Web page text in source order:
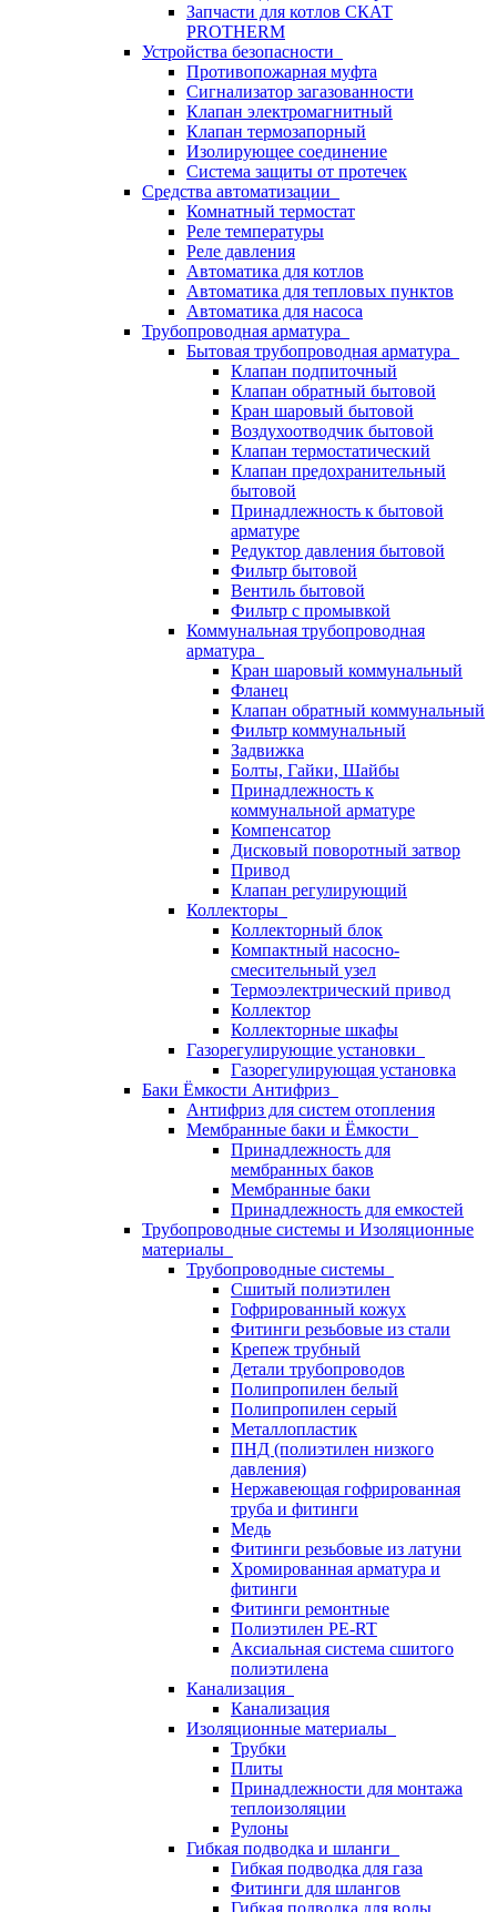
Запчасти для котлов СКАТ
PROTHERM
Устройства безопасности
Противопожарная муфта
Сигнализатор загазованности
Клапан электромагнитный
Клапан термозапорный
Изолирующее соединение
Система защиты от протечек
Средства автоматизации
Комнатный термостат
Реле температуры
Реле давления
Автоматика для котлов
Автоматика для тепловых пунктов
Автоматика для насоса
Трубопроводная арматура
Бытовая трубопроводная арматура
Клапан подпиточный
Клапан обратный бытовой
Кран шаровый бытовой
Воздухоотводчик бытовой
Клапан термостатический
Клапан предохранительный
бытовой
Принадлежность к бытовой
арматуре
Редуктор давления бытовой
Фильтр бытовой
Вентиль бытовой
Фильтр с промывкой
Коммунальная трубопроводная
арматура
Кран шаровый коммунальный
Фланец
Клапан обратный коммунальный
Фильтр коммунальный
Задвижка
Болты, Гайки, Шайбы
Принадлежность к
коммунальной арматуре
Компенсатор
Дисковый поворотный затвор
Привод
Клапан регулирующий
Коллекторы
Коллекторный блок
Компактный насосно-
смесительный узел
Термоэлектрический привод
Коллектор
Коллекторные шкафы
Газорегулирующие установки
Газорегулирующая установка
Баки Ёмкости Антифриз
Антифриз для систем отопления
Мембранные баки и Ёмкости
Принадлежность для
мембранных баков
Мембранные баки
Принадлежность для емкостей
Трубопроводные системы и Изоляционные
материалы
Трубопроводные системы
Сшитый полиэтилен
Гофрированный кожух
Фитинги резьбовые из стали
Крепеж трубный
Детали трубопроводов
Полипропилен белый
Полипропилен серый
Металлопластик
ПНД (полиэтилен низкого
давления)
Нержавеющая гофрированная
труба и фитинги
Медь
Фитинги резьбовые из латуни
Хромированная арматура и
фитинги
Фитинги ремонтные
Полиэтилен PE-RT
Аксиальная система сшитого
полиэтилена
Канализация
Канализация
Изоляционные материалы
Трубки
Плиты
Принадлежности для монтажа
теплоизоляции
Рулоны
Гибкая подводка и шланги
Гибкая подводка для газа
Фитинги для шлангов